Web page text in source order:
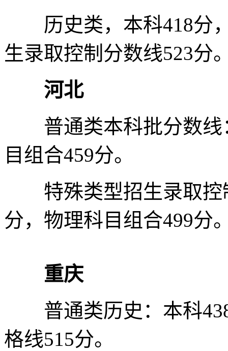
历史类，本科418分，
生录取控制分数线523分
河北
普通类本科批分数线
目组合459分。
特殊类型招生录取控
分，物理科目组合499分
重庆
普通类历史：本科438
格线515分。